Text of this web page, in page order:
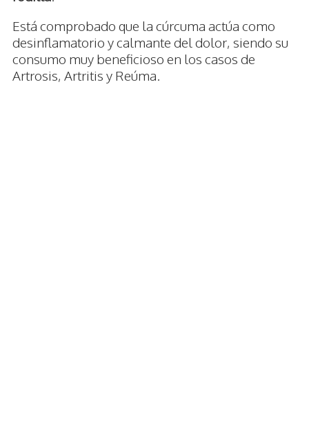
Está comprobado que la cúrcuma actúa como
desinflamatorio y calmante del dolor, siendo su
consumo muy beneficioso en los casos de
Artrosis, Artritis y Reúma.